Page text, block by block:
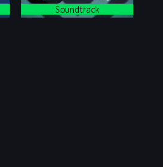
Soundtrack